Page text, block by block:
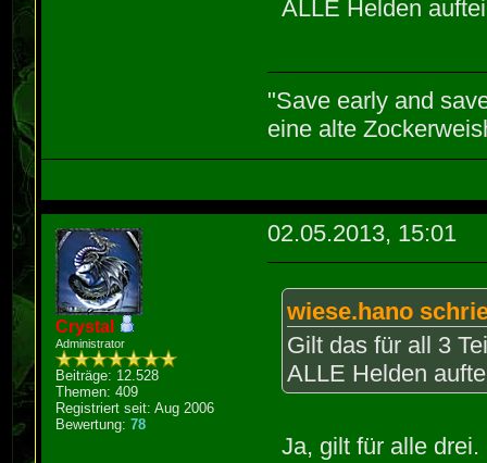
ALLE Helden
"Save early and
eine alte
Crystal
Administrator
Beiträge: 12.528
Themen: 409
Registriert seit: Aug 2006
Bewertung:78
02.05.2013, 15:01
wiese.hano
Gilt das für all 3
ALLE Helden
Ja, gilt für alle drei.